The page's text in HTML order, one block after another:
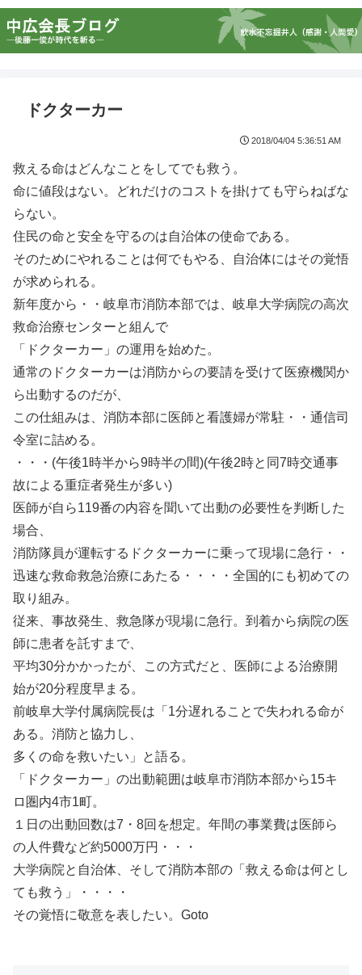
ドクターカー
2018/04/04 5:36:51 AM
救える命はどんなことをしてでも救う。
命に値段はない。どれだけのコストを掛けても守らねばな
らない。
住民の命と安全を守るのは自治体の使命である。
そのためにやれることは何でもやる、自治体にはその覚悟
が求められる。
新年度から・・岐阜市消防本部では、岐阜大学病院の高次
救命治療センターと組んで
「ドクターカー」の運用を始めた。
通常のドクターカーは消防からの要請を受けて医療機関か
ら出動するのだが、
この仕組みは、消防本部に医師と看護婦が常駐・・通信司
令室に詰める。
・・・(午後1時半から9時半の間)(午後2時と同7時交通事
故による重症者発生が多い)
医師が自ら119番の内容を聞いて出動の必要性を判断した
場合、
消防隊員が運転するドクターカーに乗って現場に急行・・
迅速な救命救急治療にあたる・・・・全国的にも初めての
取り組み。
従来、事故発生、救急隊が現場に急行。到着から病院の医
師に患者を託すまで、
平均30分かかったが、この方式だと、医師による治療開
始が20分程度早まる。
前岐阜大学付属病院長は「1分遅れることで失われる命が
ある。消防と協力し、
多くの命を救いたい」と語る。
「ドクターカー」の出動範囲は岐阜市消防本部から15キ
ロ圏内4市1町。
１日の出動回数は7・8回を想定。年間の事業費は医師ら
の人件費など約5000万円・・・
大学病院と自治体、そして消防本部の「救える命は何とし
ても救う」・・・・
その覚悟に敬意を表したい。Goto